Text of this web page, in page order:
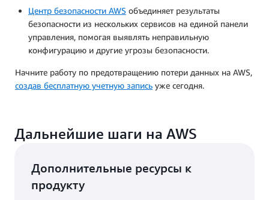
Центр безопасности AWS объединяет результаты
безопасности из нескольких сервисов на единой панели
управления, помогая выявлять неправильную
конфигурацию и другие угрозы безопасности.
Начните работу по предотвращению потери данных на AWS,
создав бесплатную учетную запись уже сегодня.
Дальнейшие шаги на AWS
Дополнительные ресурсы к
продукту